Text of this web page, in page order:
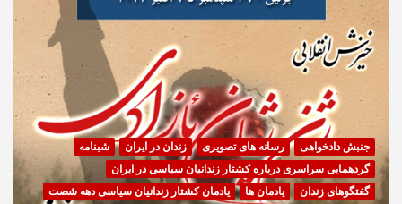
جنبش دادخواهی رسانه های تصویری زندان در ایران
شبنامه
گردهمایی سراسری درباره کشتار زندانیان سیاسی در ایران
گفتگوهای زندان
یادمان ها یادمان کشتار زندانیان سیاسی دهه شصت